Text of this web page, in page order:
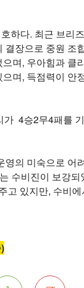
하다. 최근 브리
장으로 중원 조
며, 우아힘과 클
며, 득점력이 안
4승2무4패를
의 미숙으로 어
수비진이 보강
고 있지만, 수비